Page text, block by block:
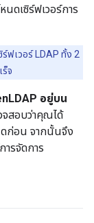
ดเซิร์ฟเวอร์การ
ฟเวอร์ LDAP ทั้ง 2
ร็จ
อยู่บน
จสอบว่าคุณได้
ก่อน จากนั้นจึง
รจัดการ